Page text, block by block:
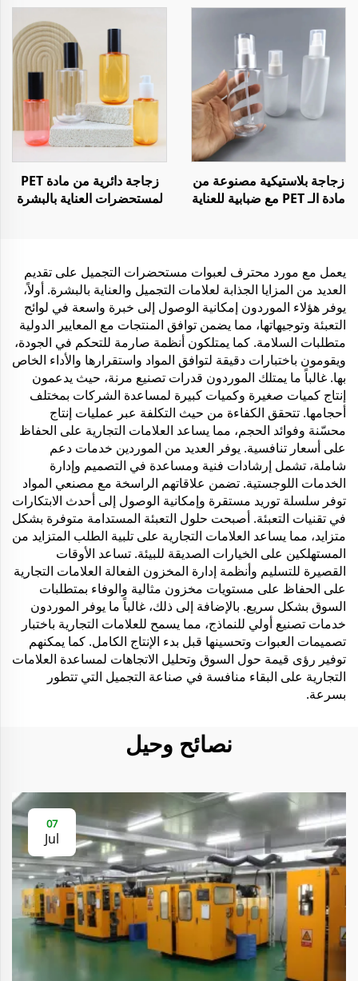
التمارين الرياضية أو في
الصالات الرياضية أو الأنشطة
الخارجية
للاستخدام أثناء السفر أو في
السيارة أو المنزل أو
المستشفى
زجاجة بلاستيكية مصنوعة من
مادة الـ PET مع ضبابية للعناية
زجاجة دائرية من مادة PET
لمستحضرات العناية بالبشرة
يعمل مع مورد محترف لعبوات مستحضرات التجميل على تقديم
العديد من المزايا الجذابة لعلامات التجميل والعناية بالبشرة. أولاً،
يوفر هؤلاء الموردون إمكانية الوصول إلى خبرة واسعة في لوائح
التعبئة وتوجيهاتها، مما يضمن توافق المنتجات مع المعايير الدولية
متطلبات السلامة. كما يمتلكون أنظمة صارمة للتحكم في الجودة،
ويقومون باختبارات دقيقة لتوافق المواد واستقرارها والأداء الخاص
بها. غالباً ما يمتلك الموردون قدرات تصنيع مرنة، حيث يدعمون
إنتاج كميات صغيرة وكميات كبيرة لمساعدة الشركات بمختلف
أحجامها. تتحقق الكفاءة من حيث التكلفة عبر عمليات إنتاج
محسّنة وفوائد الحجم، مما يساعد العلامات التجارية على الحفاظ
على أسعار تنافسية. يوفر العديد من الموردين خدمات دعم
شاملة، تشمل إرشادات فنية ومساعدة في التصميم وإدارة
الخدمات اللوجستية. تضمن علاقاتهم الراسخة مع مصنعي المواد
توفر سلسلة توريد مستقرة وإمكانية الوصول إلى أحدث الابتكارات
في تقنيات التعبئة. أصبحت حلول التعبئة المستدامة متوفرة بشكل
متزايد، مما يساعد العلامات التجارية على تلبية الطلب المتزايد من
المستهلكين على الخيارات الصديقة للبيئة. تساعد الأوقات
القصيرة للتسليم وأنظمة إدارة المخزون الفعالة العلامات التجارية
على الحفاظ على مستويات مخزون مثالية والوفاء بمتطلبات
السوق بشكل سريع. بالإضافة إلى ذلك، غالباً ما يوفر الموردون
خدمات تصنيع أولي للنماذج، مما يسمح للعلامات التجارية باختبار
تصميمات العبوات وتحسينها قبل بدء الإنتاج الكامل. كما يمكنهم
توفير رؤى قيمة حول السوق وتحليل الاتجاهات لمساعدة العلامات
التجارية على البقاء منافسة في صناعة التجميل التي تتطور
بسرعة.
نصائح وحيل
07
Jul